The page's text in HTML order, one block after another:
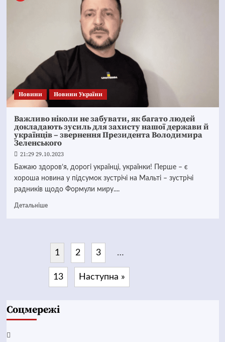
Новини Новини України
Важливо ніколи не забувати, як багато людей
докладають зусиль для захисту нашої держави й
українців – звернення Президента Володимира
Зеленського
21:29 29.10.2023
Бажаю здоров’я, дорогі українці, українки! Перше – є
хороша новина у підсумок зустрічі на Мальті – зустрічі
радників щодо Формули миру....
Детальніше
1 2 3 …
13 Наступна »
Соцмережі
Facebook